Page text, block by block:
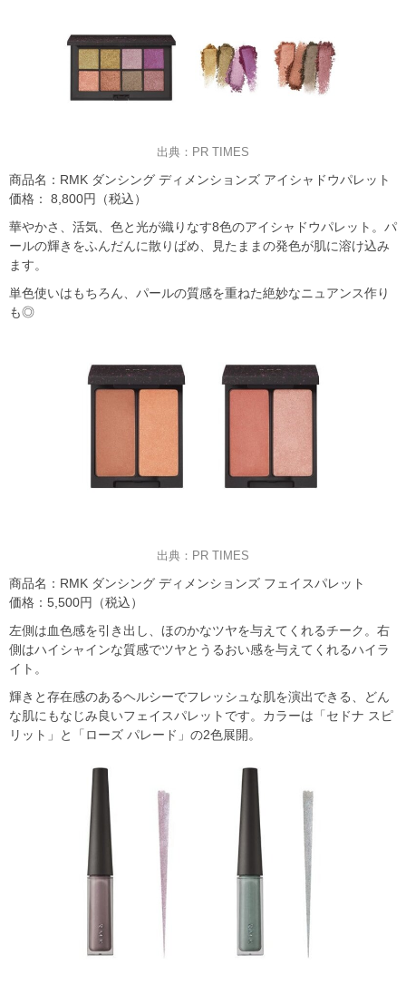
出典：PR TIMES
商品名：RMK ダンシング ディメンションズ アイシャドウパレット
価格： 8,800円（税込）
華やかさ、活気、色と光が織りなす8色のアイシャドウパレット。パ
ールの輝きをふんだんに散りばめ、見たままの発色が肌に溶け込み
ます。
単色使いはもちろん、パールの質感を重ねた絶妙なニュアンス作り
も◎
出典：PR TIMES
商品名：RMK ダンシング ディメンションズ フェイスパレット
価格：5,500円（税込）
左側は血色感を引き出し、ほのかなツヤを与えてくれるチーク。右
側はハイシャインな質感でツヤとうるおい感を与えてくれるハイラ
イト。
輝きと存在感のあるヘルシーでフレッシュな肌を演出できる、どん
な肌にもなじみ良いフェイスパレットです。カラーは「セドナ スピ
リット」と「ローズ パレード」の2色展開。